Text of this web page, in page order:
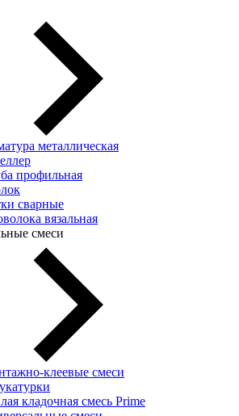
металлическая
профильная
сварные
вязальная
смеси
клеевые смеси
кладочная смесь Prime